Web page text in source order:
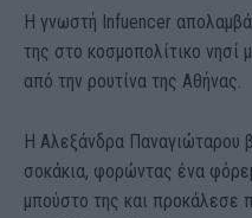
Η γνωστή Infuencer
της στο κοσμοπολίτικο νησί
από την ρουτίνα της Αθήνας.
Η Αλεξάνδρα Παναγιώταρου
σοκάκια, φορώντας ένα
μπούστο της και προκάλεσε